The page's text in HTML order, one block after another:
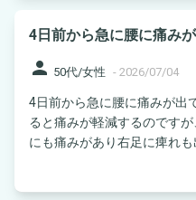
4日前から急に腰に痛みが
person 50代/女性 - 2026/07/04
4日前から急に腰に痛みが出
ると痛みが軽減するのです
にも痛みがあり右足に痺れも